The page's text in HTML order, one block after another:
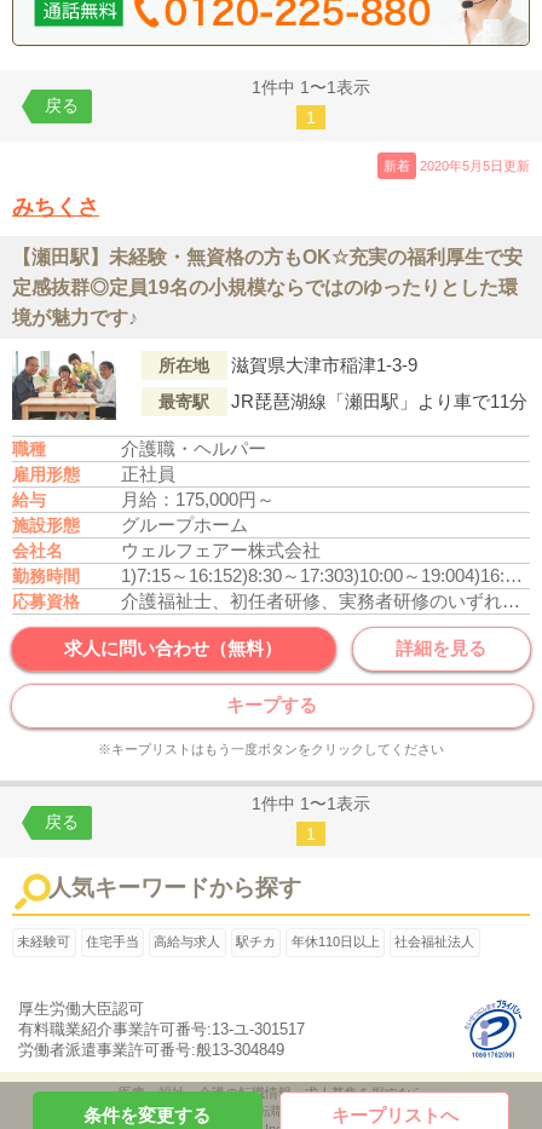
条件を変更する キープリストへ
1件中 1〜1表示
1
戻る
新着 2020年5月5日更新
みちくさ
【瀬田駅】未経験・無資格の方もOK☆充実の福利厚生で安
定感抜群◎定員19名の小規模ならではのゆったりとした環
境が魅力です♪
所在地 滋賀県大津市稲津1-3-9
最寄駅 JR琵琶湖線「瀬田駅」より車で11分
職種 介護職・ヘルパー
雇用形態 正社員
給与 月給：175,000円～
施設形態 グループホーム
会社名 ウェルフェアー株式会社
勤務時間 1)7:15～16:152)8:30～17:303)10:00～19:004)16:00～9:00
応募資格 介護福祉士、初任者研修、実務者研修のいずれかの資格をお持ちの方
求人に問い合わせ（無料） 詳細を見る
キープする
※キープリストはもう一度ボタンをクリックしてください
1件中 1〜1表示
1
戻る
人気キーワードから探す
未経験可 住宅手当 高給与求人 駅チカ 年休110日以上 社会福祉法人
厚生労働大臣認可
有料職業紹介事業許可番号:13-ユ-301517
労働者派遣事業許可番号:般13-304849
医療・福祉・介護の転職情報、求人募集を探すなら
「ケア転職ナビ」